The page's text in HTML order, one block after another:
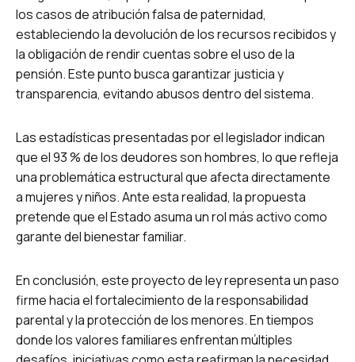
los casos de atribución falsa de paternidad,
estableciendo la devolución de los recursos recibidos y
la obligación de rendir cuentas sobre el uso de la
pensión. Este punto busca garantizar justicia y
transparencia, evitando abusos dentro del sistema.
Las estadísticas presentadas por el legislador indican
que el 93 % de los deudores son hombres, lo que refleja
una problemática estructural que afecta directamente
a mujeres y niños. Ante esta realidad, la propuesta
pretende que el Estado asuma un rol más activo como
garante del bienestar familiar.
En conclusión, este proyecto de ley representa un paso
firme hacia el fortalecimiento de la responsabilidad
parental y la protección de los menores. En tiempos
donde los valores familiares enfrentan múltiples